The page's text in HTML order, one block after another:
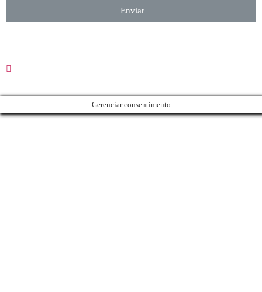
Enviar
Gerenciar consentimento